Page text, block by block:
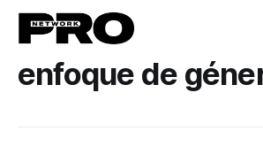
enfoque de